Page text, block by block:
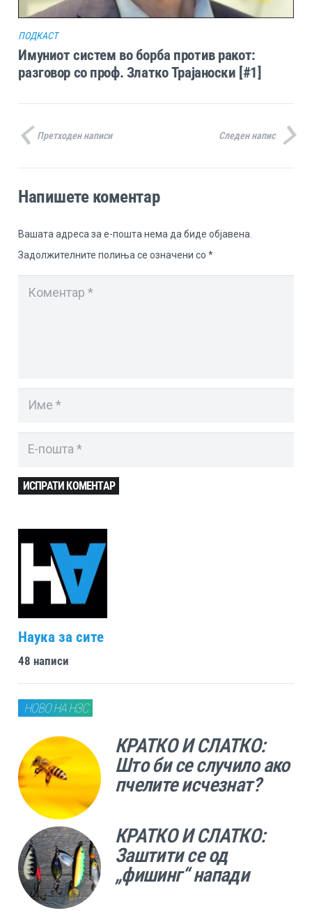
ПОДКАСТ
Имуниот систем во борба против ракот:
разговор со проф. Златко Трајаноски [#1]
Претходен написи Следен напис
Напишете коментар
Вашата адреса за е-пошта нема да биде објавена.
Задолжителните полиња се означени со*
ИСПРАТИ КОМЕНТАР
Наука за сите
48 написи
НОВО НА НЗС
КРАТКО И СЛАТКО:
Што би се случило ако
пчелите исчезнат?
КРАТКО И СЛАТКО:
Заштити се од
„фишинг“ напади